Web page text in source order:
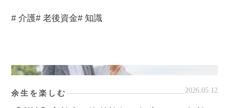
# 介護# 老後資金# 知識
余生を楽しむ 2026.05.12